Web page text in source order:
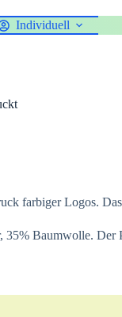
Individuell
farbiger Logos.
35% Baumwolle.